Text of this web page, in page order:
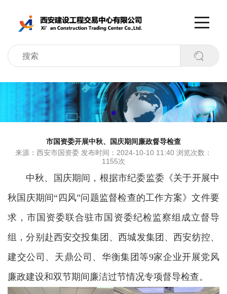
市国资委开展中秋、国庆期间廉政督导检查
来源：西安市国资委 发布时间：2024-10-10 11:40 浏览次数：
1155次
中秋、国庆期间，根据市纪委监委《关于开展中
秋国庆期间 “四风”问题监督检查的工作方案》文件要
求，市国资委联合驻市国资委纪检监察组成立督导
组，分别赴西安交投集团、西城发集团、西安纺控、
建交公司、天鼎公司、华衡集团等9家企业开展党风
廉政建设和双节期间廉洁过节情况专项督导检查。